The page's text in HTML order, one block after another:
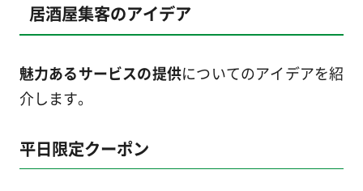
居酒屋集客のアイデア
魅力あるサービスの提供についてのアイデアを紹
介します。
平日限定クーポン